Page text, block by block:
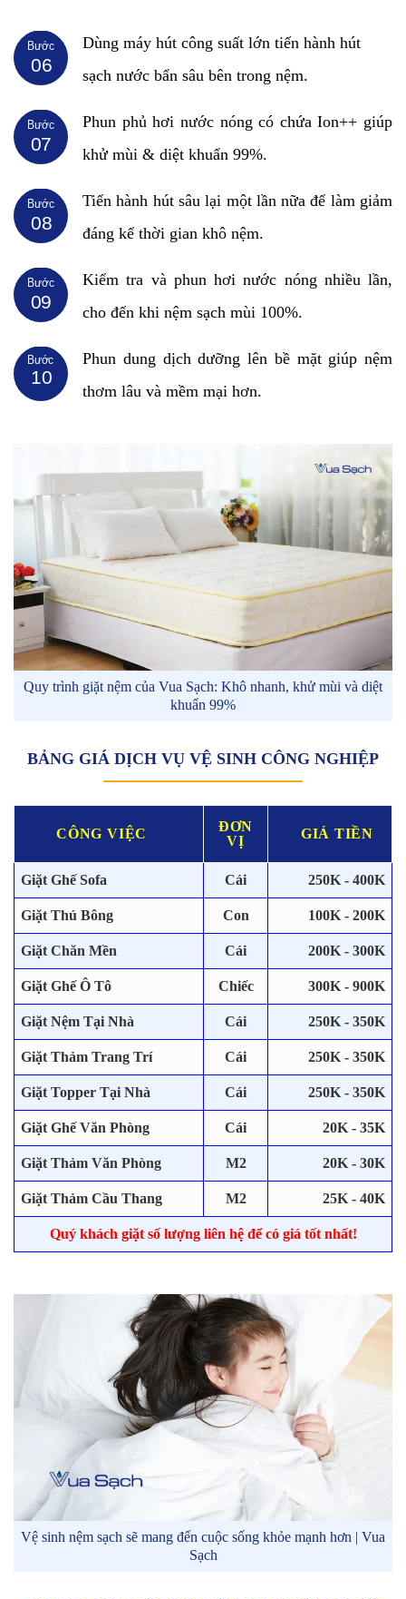
06
Bước
Dùng máy hút công suất lớn tiến hành hút
sạch nước bẩn sâu bên trong nệm.
07
Bước
Phun phủ hơi nước nóng có chứa Ion++ giúp
khử mùi & diệt khuẩn 99%.
08
Bước
Tiến hành hút sâu lại một lần nữa để làm giảm
đáng kể thời gian khô nệm.
09
Bước
Kiểm tra và phun hơi nước nóng nhiều lần,
cho đến khi nệm sạch mùi 100%.
10
Bước
Phun dung dịch dưỡng lên bề mặt giúp nệm
thơm lâu và mềm mại hơn.
Quy trình giặt nệm của Vua Sạch: Khô nhanh, khử mùi và diệt
khuẩn 99%
BẢNG GIÁ DỊCH VỤ VỆ SINH CÔNG NGHIỆP
CÔNG VIỆC
ĐƠN
VỊ
GIÁ TIỀN
Giặt Ghế Sofa Cái 250K - 400K
Giặt Thú Bông Con 100K - 200K
Giặt Chăn Mền Cái 200K - 300K
Giặt Ghế Ô Tô Chiếc 300K - 900K
Giặt Nệm Tại Nhà Cái 250K - 350K
Giặt Thảm Trang Trí Cái 250K - 350K
Giặt Topper Tại Nhà Cái 250K - 350K
Giặt Ghế Văn Phòng Cái 20K - 35K
Giặt Thảm Văn Phòng M2 20K - 30K
Giặt Thảm Cầu Thang M2 25K - 40K
Quý khách giặt số lượng liên hệ để có giá tốt nhất!
Vệ sinh nệm sạch sẽ mang đến cuộc sống khỏe mạnh hơn | Vua
Sạch